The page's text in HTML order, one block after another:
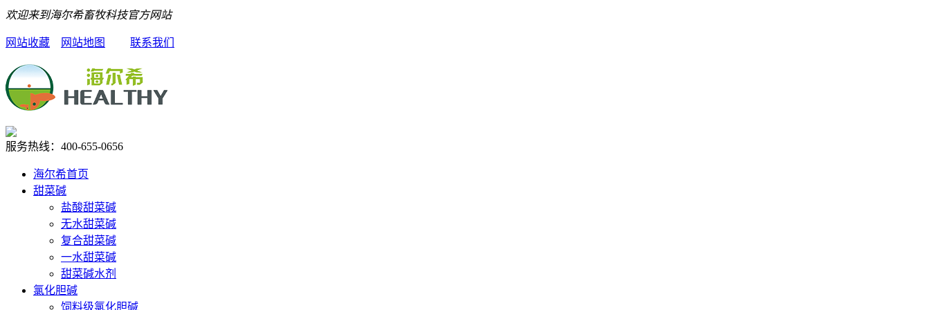
欢迎来到海尔希畜牧科技官方网站
网站收藏 网站地图 联系我们
服务热线： 400-655-0656
海尔希首页
甜菜碱
盐酸甜菜碱
无水甜菜碱
复合甜菜碱
一水甜菜碱
甜菜碱水剂
氯化胆碱
饲料级氯化胆碱